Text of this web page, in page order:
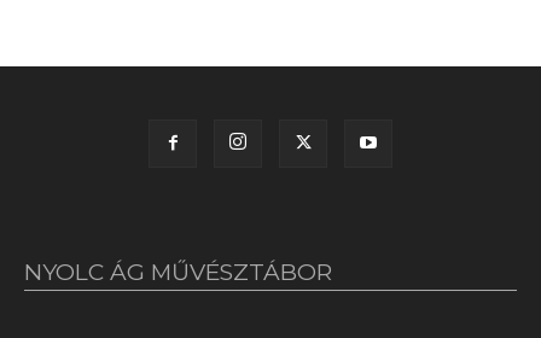
NYOLC ÁG MŰVÉSZTÁBOR